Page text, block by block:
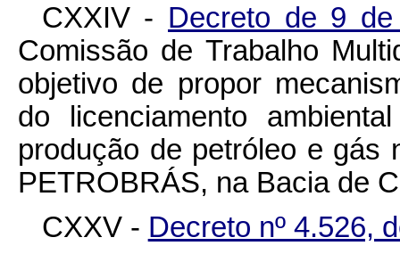
CXXIV - Decreto de 9
Comissão de Trabalho
objetivo de propor
do licenciamento
produção de petróleo e gás
PETROBRÁS, na Bacia de
CXXV - Decreto nº 4.526,